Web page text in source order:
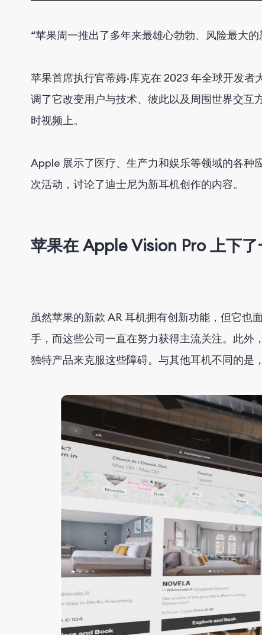
“苹果周一推出了多年来最雄心勃勃、风险最大
苹果首席执行官蒂姆·库克在 2023 年全球开发
调了它改变用户与技术、彼此以及周围世界交互
时视频上。
Apple 展示了医疗、生产力和娱乐等领域的各种
次活动，讨论了迪士尼为新耳机创作的内容。
苹果在 Apple Vision Pro 上下
虽然苹果的新款 AR 耳机拥有创新功能，但它也
手，而这些公司一直在努力获得主流关注。此外
独特产品来克服这些障碍。与其他耳机不同的是